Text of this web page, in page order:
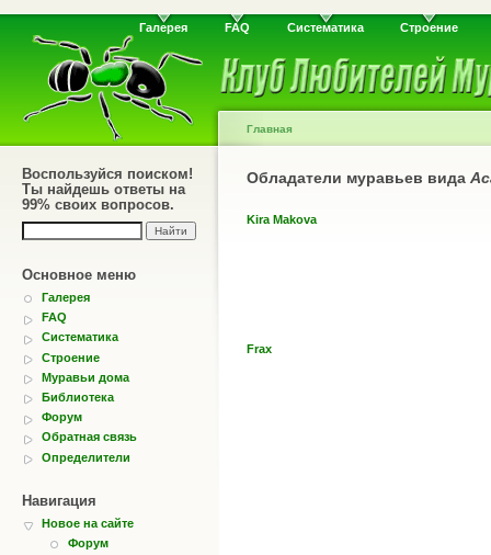
Галерея FAQ Систематика Строение
Воспользуйся поиском!
Ты найдешь ответы на
99% своих вопросов.
Основное меню
Галерея
FAQ
Систематика
Строение
Муравьи дома
Библиотека
Форум
Обратная связь
Определители
Навигация
Новое на сайте
Форум
Главная
Обладатели муравьев вида
Kira Makova
Frax